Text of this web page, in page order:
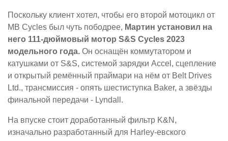
Поскольку клиент хотел, чтобы его второй мотоцикл от
MB Cycles был чуть пободрее, Мартин установил на
него 111-дюймовый мотор S&S Cycles 2023
модельного года. Он оснащён коммутатором и
катушками от S&S, системой зарядки Accel, сцепление
и открытый ремённый праймари на нём от Belt Drives
Ltd., трансмиссия - опять шестиступка Baker, а звёзды
финальной передачи - Lyndall.
На впуске стоит доработанный фильтр K&N,
изначально разработанный для Harley-евского